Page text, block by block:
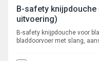
B-safety
uitvoering)
B-safety knijpdouche voor
bladdoorvoer met slang,